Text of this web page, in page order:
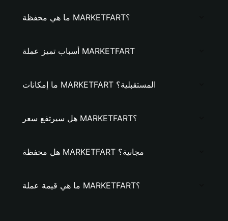
ما هي محفظة MARKETFART؟
أسباب تميز عملة MARKETFART
ما إمكانات MARKETFART المستقبلية؟
هل سيرتفع سعر MARKETFART؟
هل محفظة MARKETFART مجانية؟
ما هي قيمة عملة MARKETFART؟